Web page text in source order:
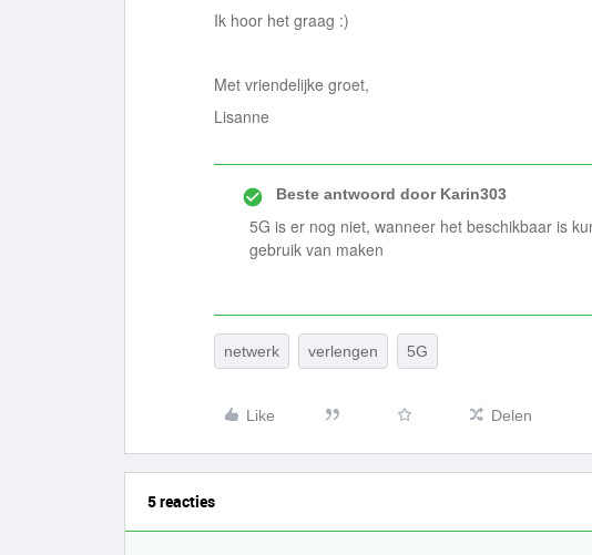
Ik hoor het graag :)
Met vriendelijke groet,
Lisanne
Beste antwoord doorKarin303
5G is er nog niet, wanneer het beschikbaar is
gebruik van maken
netwerk verlengen 5G
Like Delen
5 reacties